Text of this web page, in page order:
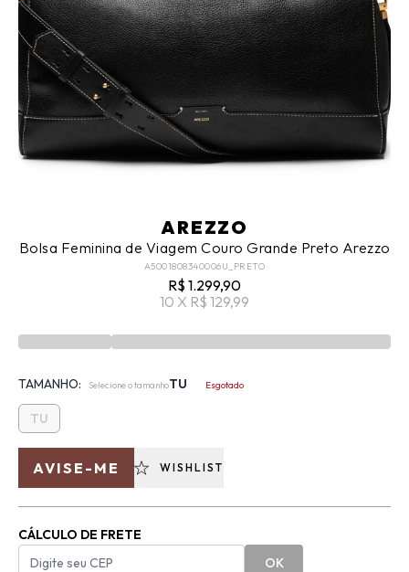
AREZZO
Bolsa Feminina de Viagem Couro Grande Preto Arezzo
A5001808340006U_PRETO
R$ 1.299,90
10 X R$ 129,99
TAMANHO: Selecione o tamanhoTU Esgotado
TU
AVISE-ME WISHLIST
CÁLCULO DE FRETE
OK